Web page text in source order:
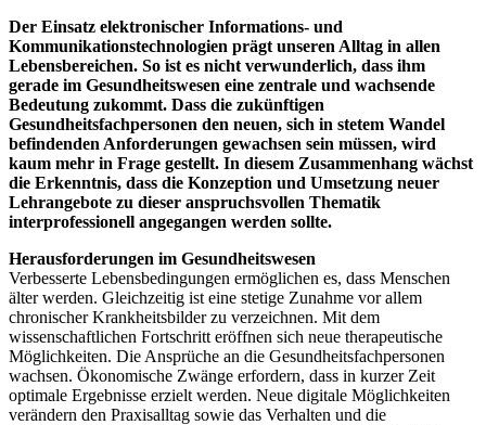
Der Einsatz elektronischer Informations- und
Kommunikationstechnologien prägt unseren Alltag in allen
Lebensbereichen. So ist es nicht verwunderlich, dass ihm
gerade im Gesundheitswesen eine zentrale und wachsende
Bedeutung zukommt. Dass die zukünftigen
Gesundheitsfachpersonen den neuen, sich in stetem Wandel
befindenden Anforderungen gewachsen sein müssen, wird
kaum mehr in Frage gestellt. In diesem Zusammenhang wächst
die Erkenntnis, dass die Konzeption und Umsetzung neuer
Lehrangebote zu dieser anspruchsvollen Thematik
interprofessionell angegangen werden sollte.
Herausforderungen im Gesundheitswesen
Verbesserte Lebensbedingungen ermöglichen es, dass Menschen
älter werden. Gleichzeitig ist eine stetige Zunahme vor allem
chronischer Krankheitsbilder zu verzeichnen. Mit dem
wissenschaftlichen Fortschritt eröffnen sich neue therapeutische
Möglichkeiten. Die Ansprüche an die Gesundheitsfachpersonen
wachsen. Ökonomische Zwänge erfordern, dass in kurzer Zeit
optimale Ergebnisse erzielt werden. Neue digitale Möglichkeiten
verändern den Praxisalltag sowie das Verhalten und die